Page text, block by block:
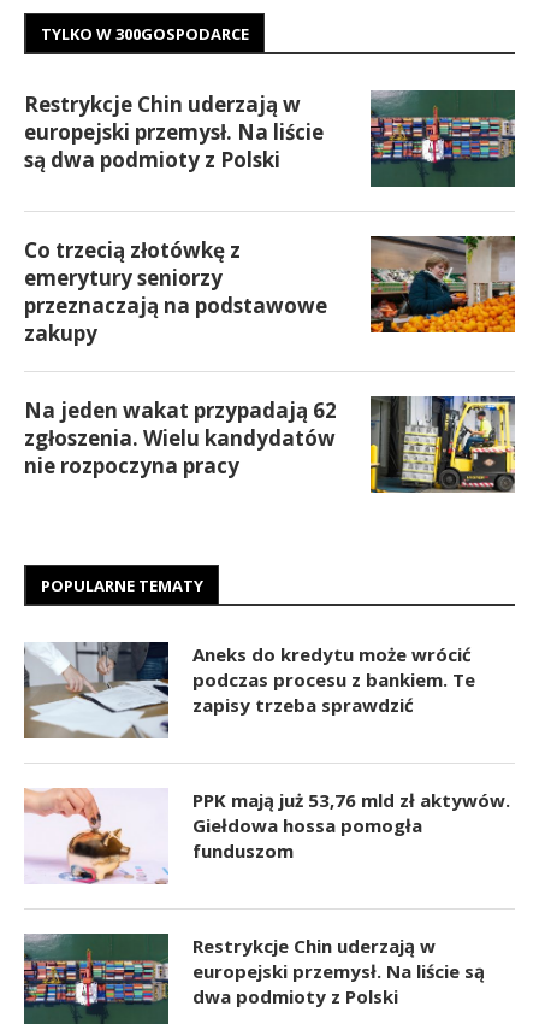
TYLKO W 300GOSPODARCE
Restrykcje Chin uderzają w
europejski przemysł. Na liście
są dwa podmioty z Polski
Co trzecią złotówkę z
emerytury seniorzy
przeznaczają na podstawowe
zakupy
Na jeden wakat przypadają 62
zgłoszenia. Wielu kandydatów
nie rozpoczyna pracy
POPULARNE TEMATY
Aneks do kredytu może wrócić
podczas procesu z bankiem. Te
zapisy trzeba sprawdzić
PPK mają już 53,76 mld zł aktywów.
Giełdowa hossa pomogła
funduszom
Restrykcje Chin uderzają w
europejski przemysł. Na liście są
dwa podmioty z Polski